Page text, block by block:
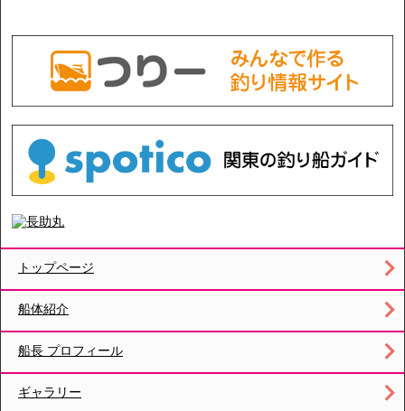
トップページ
船体紹介
船長 プロフィール
ギャラリー